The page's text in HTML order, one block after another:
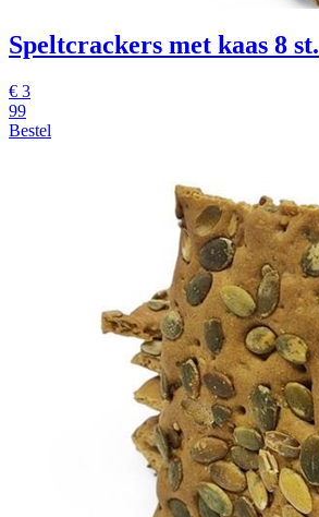
Speltcrackers met kaas 8 st.
€ 3
99
Bestel